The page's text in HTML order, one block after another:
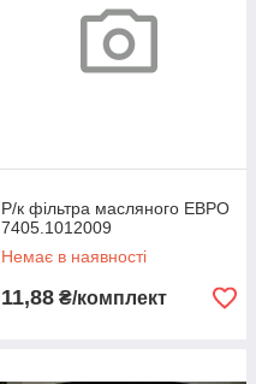
Р/к фільтра масляного ЕВРО
7405.1012009
Немає в наявності
11,88 ₴/комплект